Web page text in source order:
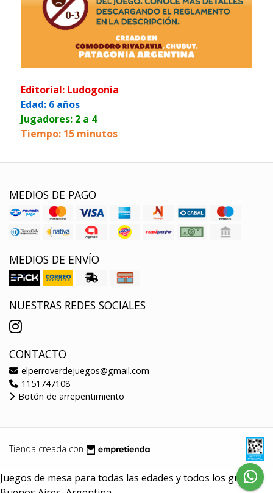
Editorial: Ludogonia
Edad: 6 años
Jugadores: 2 a 4
Tiempo: 15 minutos
MEDIOS DE PAGO
MEDIOS DE ENVÍO
NUESTRAS REDES SOCIALES
CONTACTO
elperroverdejuegos@gmail.com
1151747108
Botón de arrepentimiento
Tienda creada con
Juegos de mesa para todas las edades y todos los gustos.